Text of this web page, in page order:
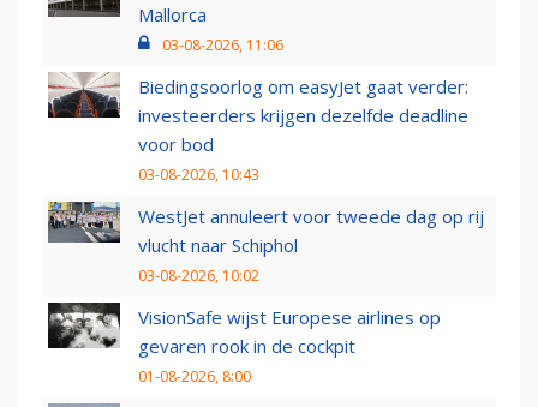
Mallorca
03-08-2026, 11:06
Biedingsoorlog om easyJet gaat verder:
investeerders krijgen dezelfde deadline
voor bod
03-08-2026, 10:43
WestJet annuleert voor tweede dag op rij
vlucht naar Schiphol
03-08-2026, 10:02
VisionSafe wijst Europese airlines op
gevaren rook in de cockpit
01-08-2026, 8:00